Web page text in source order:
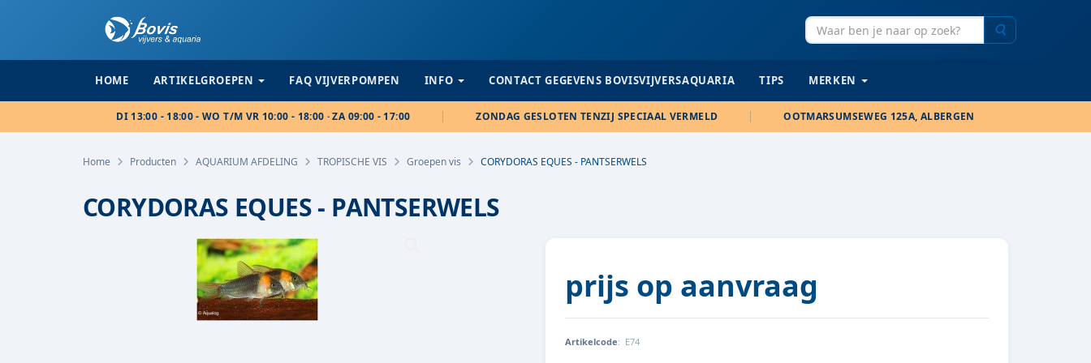
HOME ARTIKELGROEPEN FAQ VIJVERPOMPEN INFO CONTACT GEGEVENS BOVISVIJVERSAQUARIA TIPS MERKEN
DI 13:00 - 18:00 - WO T/M VR 10:00 - 18:00 · ZA 09:00 - 17:00 ZONDAG GESLOTEN TENZIJ SPECIAAL VERMELD OOTMARSUMSEWEG 125A, ALBERGEN
Home Producten AQUARIUM AFDELING TROPISCHE VIS Groepen vis CORYDORAS EQUES - PANTSERWELS
CORYDORAS EQUES - PANTSERWELS
prijs op aanvraag
Artikelcode: E74